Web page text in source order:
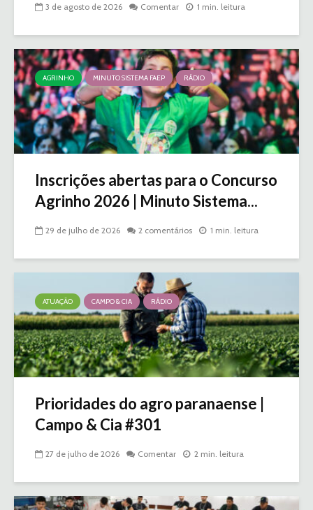
3 de agosto de 2026 Comentar 1 min. leitura
AGRINHO MINUTO SISTEMA FAEP RÁDIO
Inscrições abertas para o Concurso
Agrinho 2026 | Minuto Sistema...
29 de julho de 2026 2 comentários 1 min. leitura
ATUAÇÃO CAMPO & CIA RÁDIO
Prioridades do agro paranaense |
Campo & Cia #301
27 de julho de 2026 Comentar 2 min. leitura